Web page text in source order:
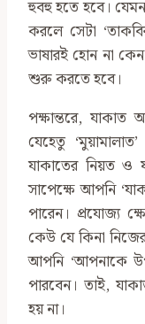
হুবহু হতে হবে।
করলে সেটা
ভাষারই হোন না
শুরু করতে হবে।
পক্ষান্তরে, যাকাত
যেহেতু
যাকাতের নিয়ত ও
সাপেক্ষে আপনি
পারেন। প্রযোজ্য
কেউ যে কিনা
আপনি ‘আপনাকে
পারবেন। তাই,
হয় না।